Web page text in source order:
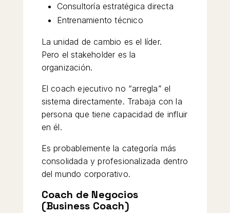
Consultoría estratégica directa
Entrenamiento técnico
La unidad de cambio es el líder.
Pero el stakeholder es la
organización.
El coach ejecutivo no “arregla” el
sistema directamente. Trabaja con la
persona que tiene capacidad de influir
en él.
Es probablemente la categoría más
consolidada y profesionalizada dentro
del mundo corporativo.
Coach de Negocios
(Business Coach)